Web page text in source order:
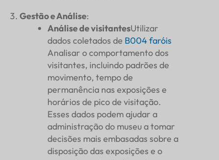
Gestão e Análise:
Análise de visitantesUtilizar
dados coletados de B004faróis
Analisar o comportamento dos
visitantes, incluindo padrões de
movimento, tempo de
permanência nas exposições e
horários de pico de visitação.
Esses dados podem ajudar a
administração do museu a tomar
decisões mais embasadas sobre a
disposição das exposições e o